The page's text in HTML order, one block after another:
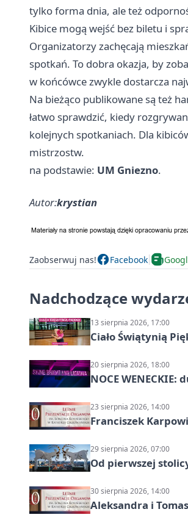
tylko forma dnia, ale też
Kibice mogą wejść bez biletu i
Organizatorzy zachęcają
spotkań. To dobra okazja, by
w końcówce zwykle dostarcza
Na bieżąco publikowane są też
łatwo sprawdzić, kiedy
kolejnych spotkaniach. Dla
mistrzostw.
na podstawie: UM Gniezno.
Autor:krystian
Zaobserwuj nas! Facebook
Nadchodzące
13 sierpnia 2026, 17:00
Ciało Świątynią
20 sierpnia 2026, 18:00
NOCE
23 sierpnia 2026, 14:00
Franciszek
29 sierpnia 2026, 07:00
Od pierwszej
30 sierpnia 2026, 14:00
Aleksandra i